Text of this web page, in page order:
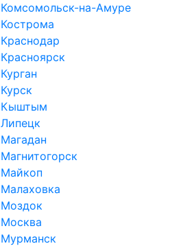
Комсомольск-на-Амуре
Кострома
Краснодар
Красноярск
Курган
Курск
Кыштым
Липецк
Магадан
Магнитогорск
Майкоп
Малаховка
Моздок
Москва
Мурманск